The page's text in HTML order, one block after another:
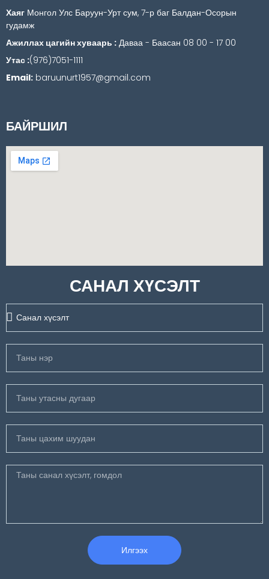
Хаяг Монгол Улс Баруун-Урт сум, 7-р баг Балдан-Осорын
гудамж
Ажиллах цагийн хуваарь : Даваа - Баасан 08 00 - 17 00
Утас :(976)7051-1111
Email: baruunurt1957@gmail.com
БАЙРШИЛ
САНАЛ ХҮСЭЛТ
Илгээх